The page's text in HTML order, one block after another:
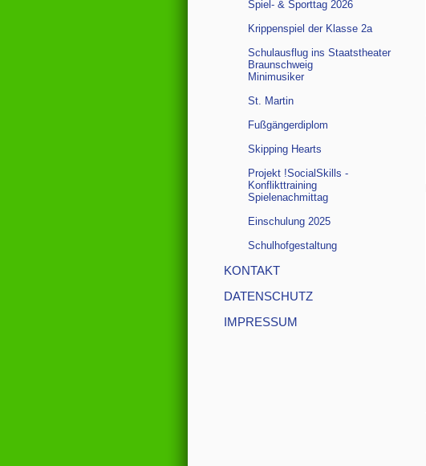
Spiel- & Sporttag 2026
Krippenspiel der Klasse 2a
Schulausflug ins Staatstheater
Braunschweig
Minimusiker
St. Martin
Fußgängerdiplom
Skipping Hearts
Projekt !SocialSkills -
Konflikttraining
Spielenachmittag
Einschulung 2025
Schulhofgestaltung
KONTAKT
DATENSCHUTZ
IMPRESSUM